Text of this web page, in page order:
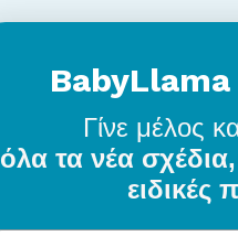
ΠΕΡΙΓΡΑΦΉ
Γίνε μέλος
όλα τα νέα
ειδικές